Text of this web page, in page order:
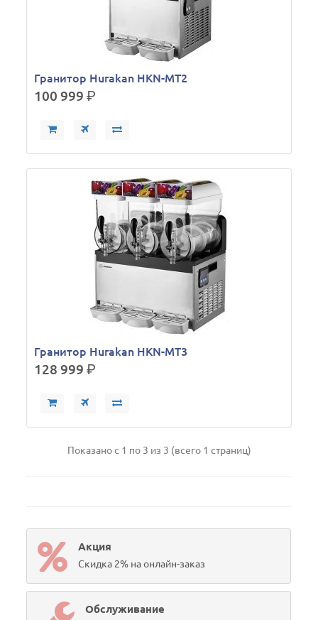
Гранитор Hurakan HKN-MT2
100 999р.
Гранитор Hurakan HKN-MT3
128 999р.
Показано с 1 по 3 из 3 (всего 1 страниц)
Акция
Скидка 2% на онлайн-заказ
Обслуживание